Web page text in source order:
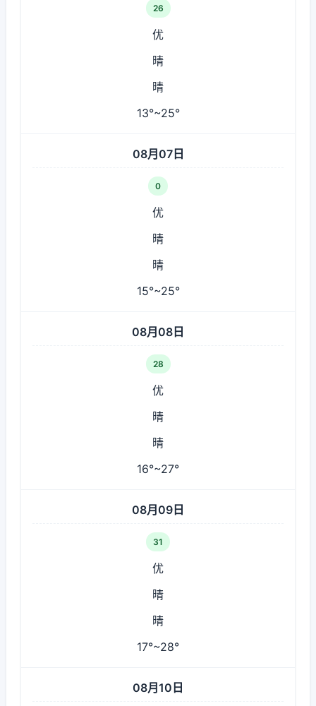
26
优
晴
晴
13°~25°
08月07日
0
优
晴
晴
15°~25°
08月08日
28
优
晴
晴
16°~27°
08月09日
31
优
晴
晴
17°~28°
08月10日